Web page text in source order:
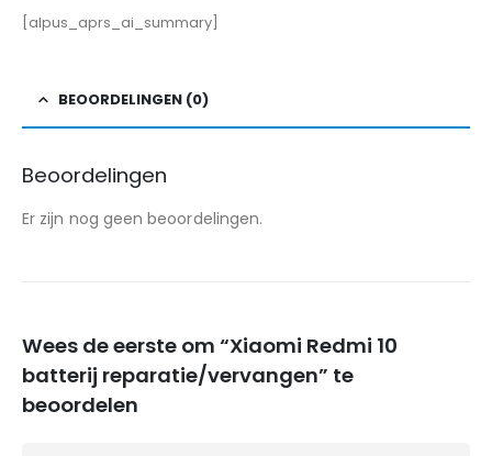
[alpus_aprs_ai_summary]
BEOORDELINGEN (0)
Beoordelingen
Er zijn nog geen beoordelingen.
Wees de eerste om “Xiaomi Redmi 10
batterij reparatie/vervangen” te
beoordelen